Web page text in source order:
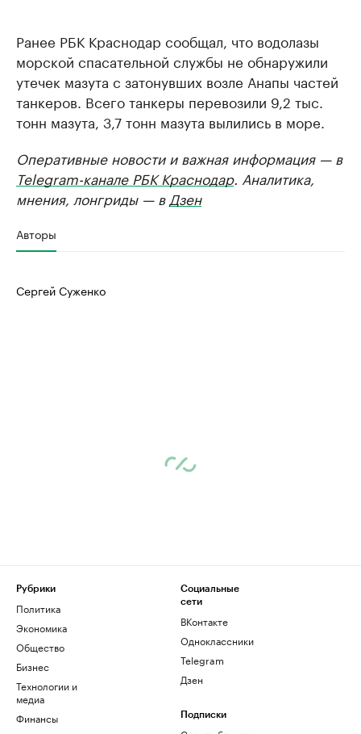
Ранее РБК Краснодар сообщал, что водолазы
морской спасательной службы не обнаружили
утечек мазута с затонувших возле Анапы частей
танкеров. Всего танкеры перевозили 9,2 тыс.
тонн мазута, 3,7 тонн мазута вылились в море.
Оперативные новости и важная информация — в
Telegram-канале РБК Краснодар. Аналитика,
мнения, лонгриды — в Дзен
Авторы
Сергей Суженко
Рубрики
Политика
Экономика
Общество
Бизнес
Технологии и
медиа
Финансы
Социальные
сети
ВКонтакте
Одноклассники
Telegram
Дзен
Подписки